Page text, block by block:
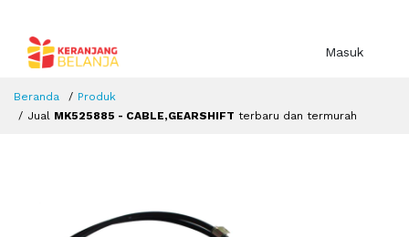
Masuk
Beranda
Produk
Jual MK525885 - CABLE,GEARSHIFT terbaru dan termurah